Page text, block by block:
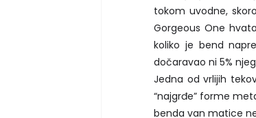
tokom uvodne,
Gorgeous One
koliko je bend
dočaravao ni 5%
Jedna od vrlijih
“najgrđe” forme
benda van matice